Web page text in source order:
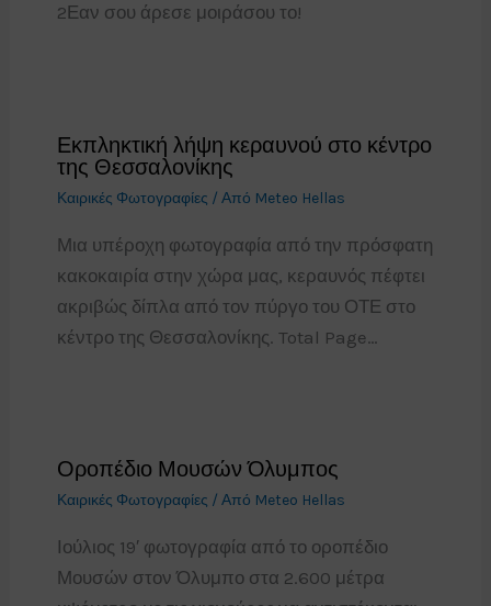
2Εαν σου άρεσε μοιράσου το!
Εκπληκτική λήψη κεραυνού στο κέντρο
της Θεσσαλονίκης
Καιρικές Φωτογραφίες / Από Meteo Hellas
Μια υπέροχη φωτογραφία από την πρόσφατη
κακοκαιρία στην χώρα μας, κεραυνός πέφτει
ακριβώς δίπλα από τον πύργο του ΟΤΕ στο
κέντρο της Θεσσαλονίκης. Total Page…
Οροπέδιο Μουσών Όλυμπος
Καιρικές Φωτογραφίες / Από Meteo Hellas
Ιούλιος 19′ φωτογραφία από το οροπέδιο
Μουσών στον Όλυμπο στα 2.600 μέτρα